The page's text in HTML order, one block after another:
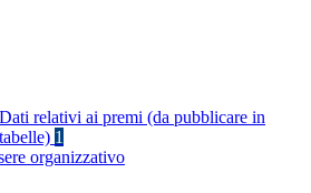
Dati relativi ai premi (da pubblicare in
tabelle) 1
organizzativo